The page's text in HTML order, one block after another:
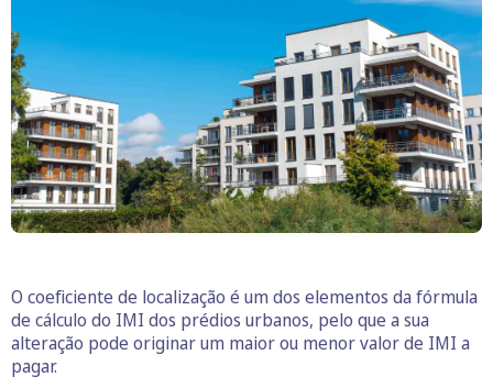
O coeficiente de localização é um dos elementos da fórmula
de cálculo do IMI dos prédios urbanos, pelo que a sua
alteração pode originar um maior ou menor valor de IMI a
pagar.